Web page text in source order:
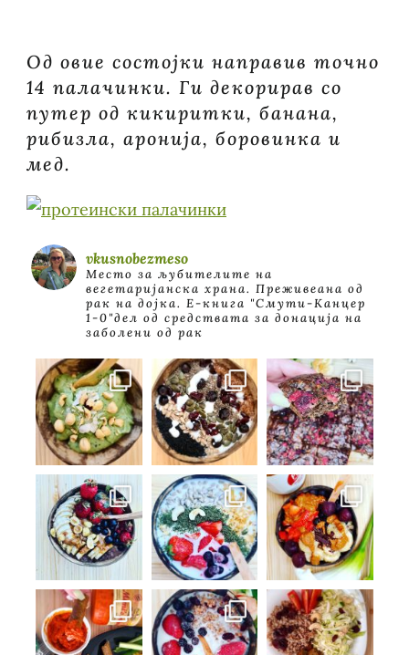
Од овие состојки направив точно
14 палачинки. Ги декорирав со
путер од кикиритки, банана,
рибизла, аронија, боровинка и
мед.
vkusnobezmeso
Место за љубителите на
вегетаријанска храна. Преживеана од
рак на дојка. E-книга "Смути-Канцер
1-0"дел од средствата за донација на
заболени од рак